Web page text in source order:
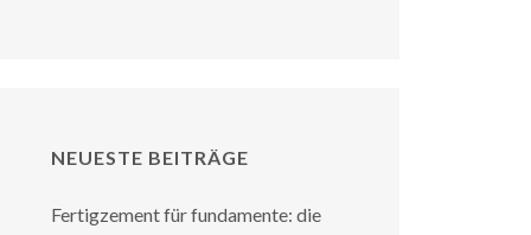
NEUESTE BEITRÄGE
Fertigzement für fundamente: die